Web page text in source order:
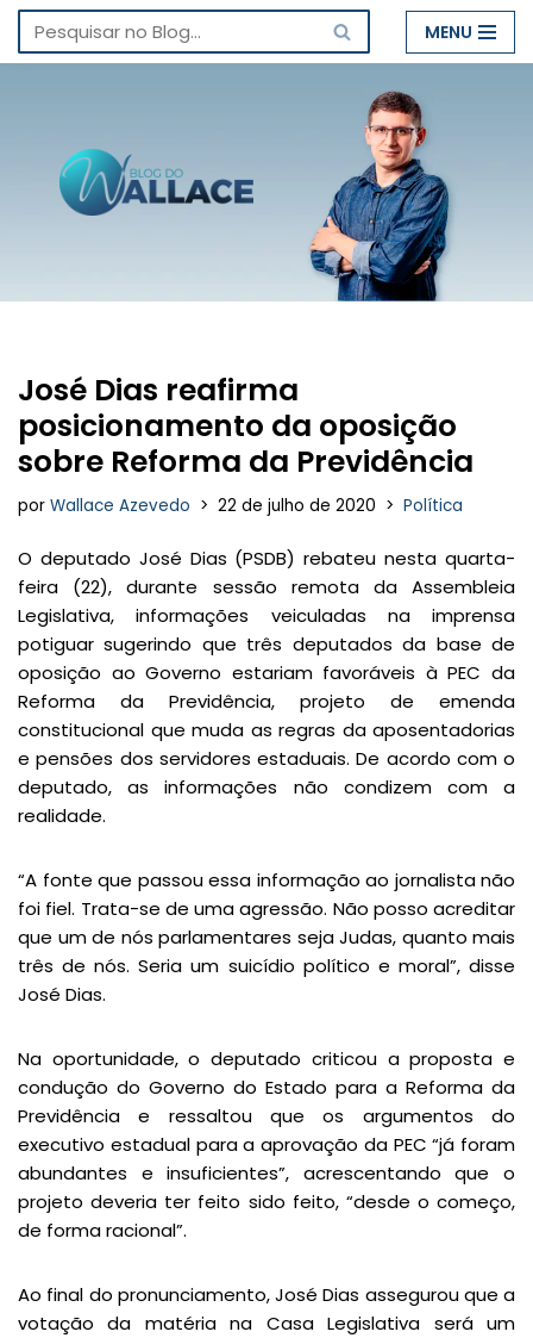
Pular
conteúdo
MENU
José Dias reafirma
posicionamento da oposição
sobre Reforma da Previdência
por Wallace Azevedo 22 de julho de 2020 Política
O deputado José Dias (PSDB) rebateu nesta quarta-
feira (22), durante sessão remota da Assembleia
Legislativa, informações veiculadas na imprensa
potiguar sugerindo que três deputados da base de
oposição ao Governo estariam favoráveis à PEC da
Reforma da Previdência, projeto de emenda
constitucional que muda as regras da aposentadorias
e pensões dos servidores estaduais. De acordo com o
deputado, as informações não condizem com a
realidade.
“A fonte que passou essa informação ao jornalista não
foi fiel. Trata-se de uma agressão. Não posso acreditar
que um de nós parlamentares seja Judas, quanto mais
três de nós. Seria um suicídio político e moral”, disse
José Dias.
Na oportunidade, o deputado criticou a proposta e
condução do Governo do Estado para a Reforma da
Previdência e ressaltou que os argumentos do
executivo estadual para a aprovação da PEC “já foram
abundantes e insuficientes”, acrescentando que o
projeto deveria ter feito sido feito, “desde o começo,
de forma racional”.
Ao final do pronunciamento, José Dias assegurou que a
votação da matéria na Casa Legislativa será um